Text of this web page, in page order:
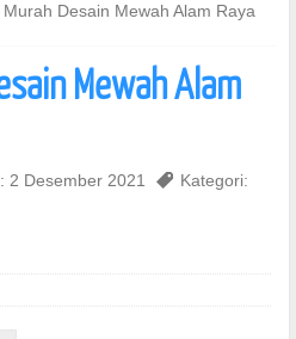
Desain Mewah Alam Raya
Mewah Alam
2 Desember 2021 , Kategori: